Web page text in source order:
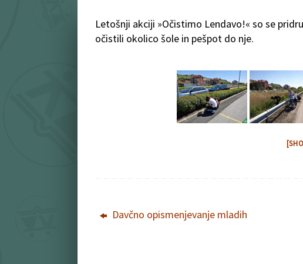
Letošnji akciji »Očistimo Lendavo!« so se
očistili okolico šole in pešpot do nje.
Davčno opismenjevanje mladih